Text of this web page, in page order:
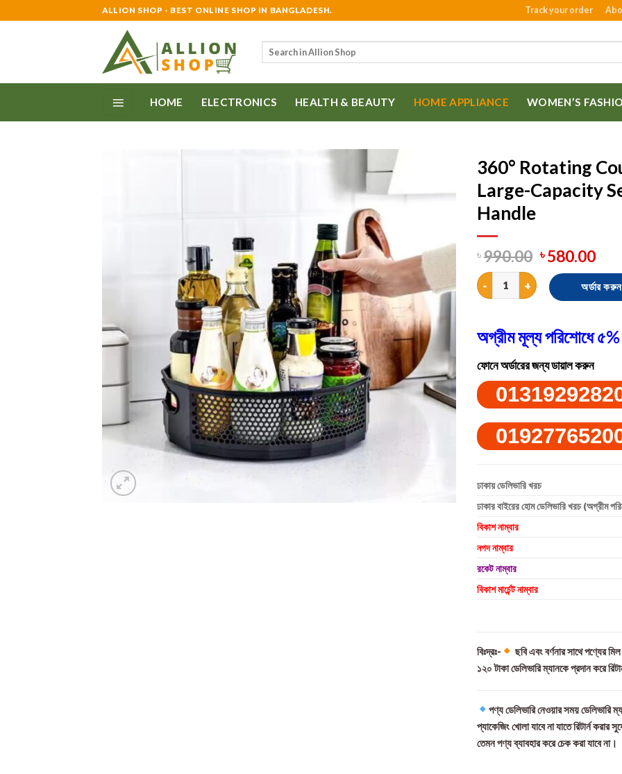
to
ALLION SHOP - BEST ONLINE SHOP IN BANGLADESH. Track your order
Search
for:
HOME ELECTRONICS HEALTH & BEAUTY HOME APPLIANCE WOMEN’S
360° Rotating
Large-Capacity
Handle
৳990.00 ৳580.00
360° Rotating Countertop
অর্ডার করুন
অগ্রীম মূল্য পরিশোধে ৫%
ফোনে অর্ডারের জন্য ডায়াল করুন
ঢাকায় ডেলিভারি খরচ
ঢাকার বাইরের হোম ডেলিভারি খরচ (অগ্রীম
বিকাশ নাম্বার
নগদ নাম্বার
রকেট নাম্বার
বিকাশ মার্চেন্ট নাম্বার
বিঃদ্রঃ-
ছবি এবং বর্ণনার সাথে পণ্যের
১২০ টাকা ডেলিভারি ম্যানকে প্রদান করে
পণ্য ডেলিভারি নেওয়ার সময় ডেলিভারি
প্যাকেজিং খোলা যাবে না যাতে রিটার্ন করার
তেমন পণ্য ব্যাবহার করে চেক করা যাবে না।